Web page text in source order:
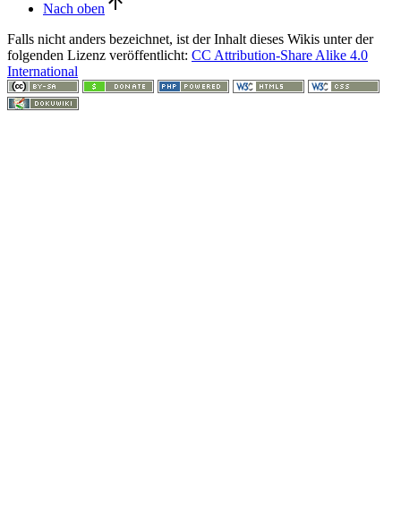
Nach oben
Falls nicht anders bezeichnet, ist der Inhalt dieses Wikis unter der
folgenden Lizenz veröffentlicht: CC Attribution-Share Alike 4.0
International